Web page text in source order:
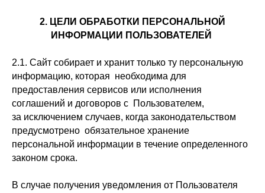
2. ЦЕЛИ ОБРАБОТКИ ПЕРСОНАЛЬНОЙ
ИНФОРМАЦИИ ПОЛЬЗОВАТЕЛЕЙ
2.1. Сайт собирает и хранит только ту персональную
информацию, которая необходима для
предоставления сервисов или исполнения
соглашений и договоров с Пользователем,
за исключением случаев, когда законодательством
предусмотрено обязательное хранение
персональной информации в течение определенного
законом срока.
В случае получения уведомления от Пользователя